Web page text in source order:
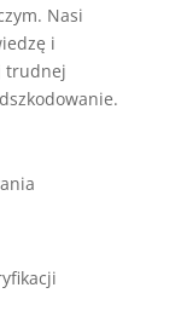
Nasi
i
trudnej